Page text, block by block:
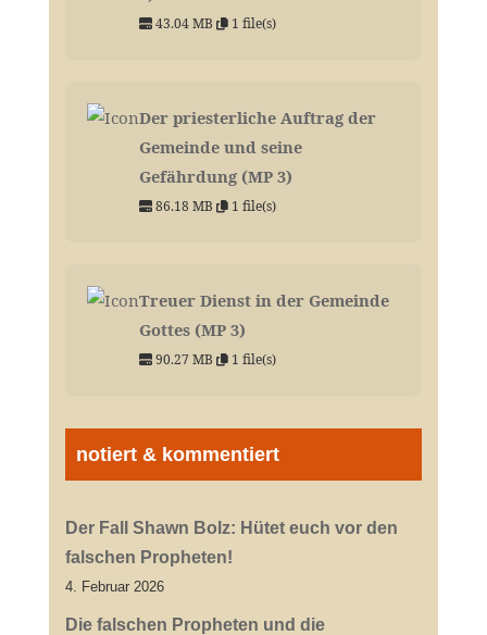
43.04 MB 1 file(s)
Der priesterliche Auftrag der
Gemeinde und seine
Gefährdung (MP 3)
86.18 MB 1 file(s)
Treuer Dienst in der Gemeinde
Gottes (MP 3)
90.27 MB 1 file(s)
notiert & kommentiert
Der Fall Shawn Bolz: Hütet euch vor den
falschen Propheten!
4. Februar 2026
Die falschen Propheten und die